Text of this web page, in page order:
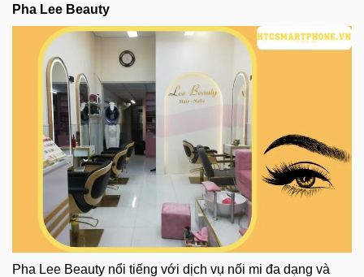
Pha Lee Beauty
Pha Lee Beauty nổi tiếng với dịch vụ nối mi đa dạng và